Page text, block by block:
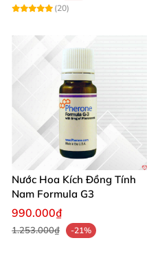
(20)
Nước Hoa Kích Đồng Tính
Nam Formula G3
990.000₫
1.253.000₫ -21%